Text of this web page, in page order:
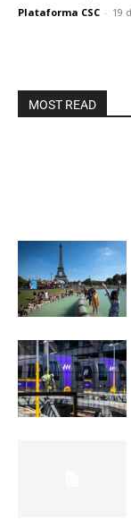
Plataforma CSC - 19
MOST READ